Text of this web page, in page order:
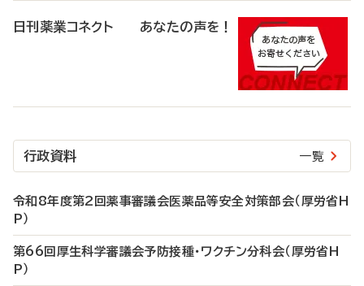
日刊薬業コネクト あなたの声を！
行政資料 一覧
令和8年度第2回薬事審議会医薬品等安全対策部会（厚労省H
P）
第66回厚生科学審議会予防接種・ワクチン分科会（厚労省H
P）